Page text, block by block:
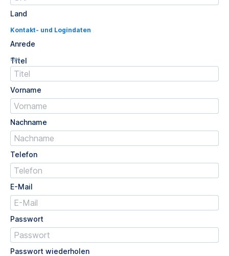
Land
Kontakt- und Logindaten
Anrede
Titel
Opt.
Vorname
Nachname
Telefon
E-Mail
Passwort
Passwort wiederholen